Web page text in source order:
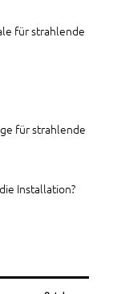
für strahlende
für strahlende
Installation?